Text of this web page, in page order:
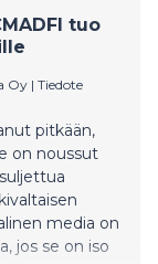
tuo
Oy | Tiedote
pitkään,
on noussut
media on
jos se on iso